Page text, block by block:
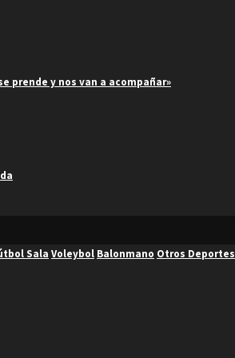
prende y nos van a acompañar»
Sala Voleybol Balonmano Otros Deportes